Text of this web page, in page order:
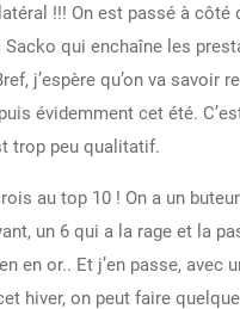
!!! On est passé à côté
Sacko qui enchaîne les
j’espère qu’on va savoir
évidemment cet été.
trop peu qualitatif.
au top 10 ! On a un
un 6 qui a la rage et la
en or.. Et j’en passe, avec
hiver, on peut faire